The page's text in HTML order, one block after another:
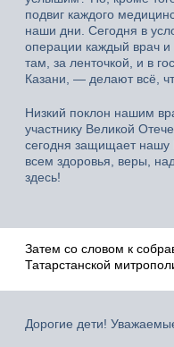
подвиг каждого
наши дни. Сегодня в
операции каждый врач
там, за ленточкой, и в
Казани, — делают всё,
Низкий поклон нашим
участнику Великой
сегодня защищает
всем здоровья, веры,
здесь!
Затем со словом к
Татарстанской
Дорогие дети!